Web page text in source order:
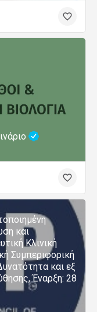
και
Κλινική
Συμπεριφορική
και εξ
Έναρξη: 28